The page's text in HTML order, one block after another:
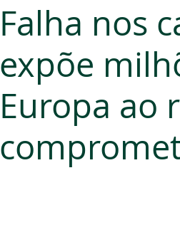
Falha nos
expõe
Europa ao